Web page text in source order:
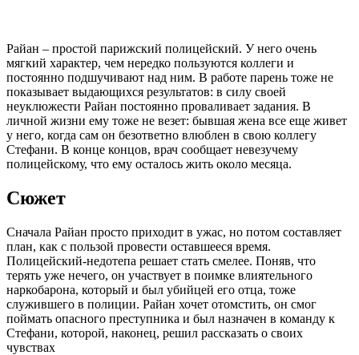
Райан – простой парижский полицейский. У него очень
мягкий характер, чем нередко пользуются коллеги и
постоянно подшучивают над ним. В работе парень тоже не
показывает выдающихся результатов: в силу своей
неуклюжести Райан постоянно проваливает задания. В
личной жизни ему тоже не везет: бывшая жена все еще живет
у него, когда сам он безответно влюблен в свою коллегу
Стефани. В конце концов, врач сообщает невезучему
полицейскому, что ему осталось жить около месяца.
Сюжет
Сначала Райан просто приходит в ужас, но потом составляет
план, как с пользой провести оставшееся время.
Полицейский-недотепа решает стать смелее. Поняв, что
терять уже нечего, он участвует в поимке влиятельного
наркобарона, который и был убийцей его отца, тоже
служившего в полиции. Райан хочет отомстить, он смог
поймать опасного преступника и был назначен в команду к
Стефани, которой, наконец, решил рассказать о своих
чувствах